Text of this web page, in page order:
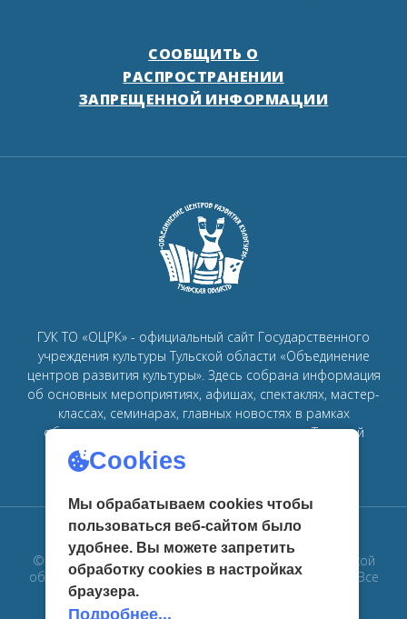
СООБЩИТЬ О
РАСПРОСТРАНЕНИИ
ЗАПРЕЩЕННОЙ ИНФОРМАЦИИ
ГУК ТО «ОЦРК» - официальный сайт Государственного
учреждения культуры Тульской области «Объединение
центров развития культуры». Здесь собрана информация
об основных мероприятиях, афишах, спектаклях, мастер-
классах, семинарах, главных новостях в рамках
объединенияцентров развития культуры в Тульской
области.
© 2019 Государственное учреждение культуры Тульской
области «Объединение центров развития культуры». Все
Cookies
Мы обрабатываем cookies чтобы
пользоваться веб-сайтом было
удобнее. Вы можете запретить
обработку сookies в настройках
браузера.
Подробнее...